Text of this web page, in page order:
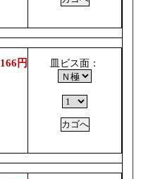
166円 皿ビス面：